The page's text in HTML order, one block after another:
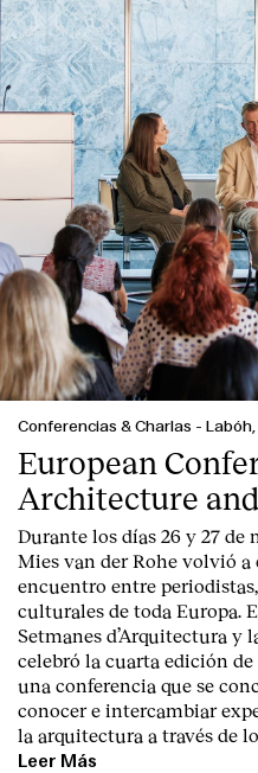
Conferencias & Charlas -
European
Architecture
Durante los días 26 y 27 de
Mies van der Rohe volvió
encuentro entre
culturales de toda Europa.
Setmanes d’Arquitectura y
celebró la cuarta edición
una conferencia que se
conocer e intercambiar
la arquitectura a través de
Leer Más